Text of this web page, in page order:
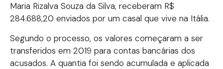
Maria Rizalva Souza da Silva, receberam R$
284.688,20 enviados por um casal que vive na Itália.
Segundo o processo, os valores começaram a ser
transferidos em 2019 para contas bancárias dos
acusados. A quantia foi sendo acumulada e aplicada